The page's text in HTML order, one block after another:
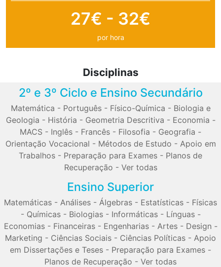
27€ - 32€
por hora
Disciplinas
2º e 3º Ciclo e Ensino Secundário
Matemática - Português- Físico-Química - Biologia e
Geologia - História - Geometria Descritiva - Economia -
MACS - Inglês - Francês - Filosofia - Geografia -
Orientação Vocacional - Métodos de Estudo - Apoio em
Trabalhos - Preparação para Exames - Planos de
Recuperação - Ver todas
Ensino Superior
Matemáticas - Análises - Álgebras - Estatísticas - Físicas
- Químicas- Biologias- Informáticas- Línguas-
Economias- Financeiras- Engenharias- Artes- Design -
Marketing - Ciências Sociais - Ciências Políticas - Apoio
em Dissertações e Teses - Preparação para Exames -
Planos de Recuperação - Ver todas